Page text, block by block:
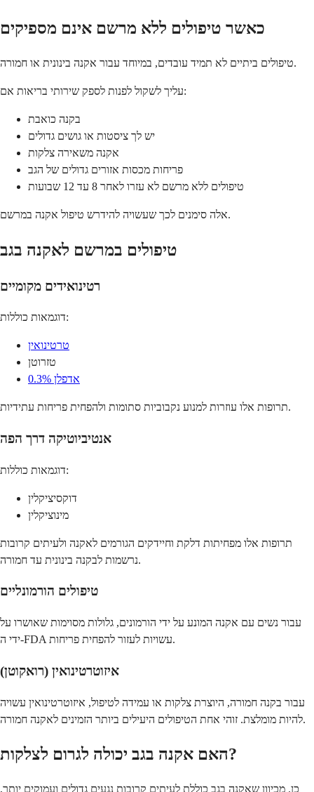
כאשר טיפולים ללא מרשם אינם מספיקים
טיפולים ביתיים לא תמיד עובדים, במיוחד עבור אקנה בינונית או חמורה.
עליך לשקול לפנות לספק שירותי בריאות אם:
בקנה כואבת
יש לך ציסטות או גושים גדולים
אקנה משאירה צלקות
פריחות מכסות אזורים גדולים של הגב
טיפולים ללא מרשם לא עזרו לאחר 8 עד 12 שבועות
אלה סימנים לכך שעשויה להידרש טיפול אקנה במרשם.
טיפולים במרשם לאקנה בגב
רטינואידים מקומיים
דוגמאות כוללות:
טרטינואין
טזרוטן
אדפלן 0.3%
תרופות אלו עוזרות למנוע נקבוביות סתומות ולהפחית פריחות עתידיות.
אנטיביוטיקה דרך הפה
דוגמאות כוללות:
דוקסיציקלין
מינוציקלין
תרופות אלו מפחיתות דלקת וחיידקים הגורמים לאקנה ולעיתים קרובות
נרשמות לבקנה בינונית עד חמורה.
טיפולים הורמונליים
עבור נשים עם אקנה המונע על ידי הורמונים, גלולות מסוימות שאושרו על
ידי ה-FDA עשויות לעזור להפחית פריחות.
איזוטרטינואין (רואקוטן)
עבור בקנה חמורה, היוצרת צלקות או עמידה לטיפול, איזוטרטינואין עשויה
להיות מומלצת. זוהי אחת הטיפולים היעילים ביותר הזמינים לאקנה חמורה.
האם אקנה בגב יכולה לגרום לצלקות?
כן. מכיוון שאקנה בגב כוללת לעיתים קרובות נגעים גדולים ועמוקים יותר,